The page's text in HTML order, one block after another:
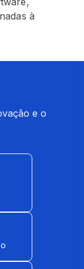
à
e o